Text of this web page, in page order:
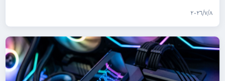
٨‏/٧‏/٢٠٢٦